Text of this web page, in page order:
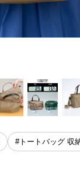
#トートバッグ 収